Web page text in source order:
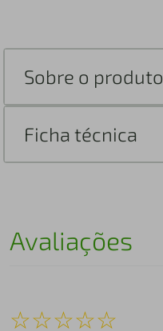
Sobre o produto
Ficha técnica
Avaliações
☆☆☆☆☆